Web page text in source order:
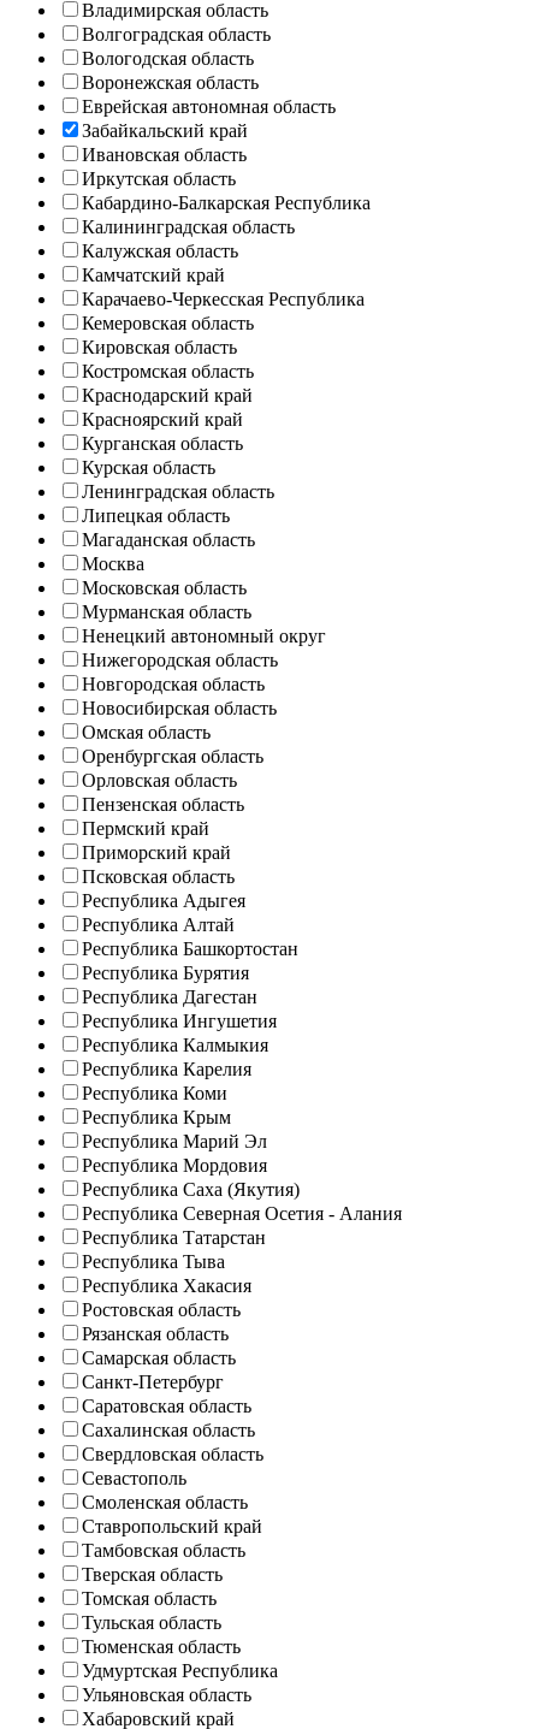
Владимирская область
Волгоградская область
Вологодская область
Воронежская область
Еврейская автономная область
Забайкальский край
Ивановская область
Иркутская область
Кабардино-Балкарская Республика
Калининградская область
Калужская область
Камчатский край
Карачаево-Черкесская Республика
Кемеровская область
Кировская область
Костромская область
Краснодарский край
Красноярский край
Курганская область
Курская область
Ленинградская область
Липецкая область
Магаданская область
Москва
Московская область
Мурманская область
Ненецкий автономный округ
Нижегородская область
Новгородская область
Новосибирская область
Омская область
Оренбургская область
Орловская область
Пензенская область
Пермский край
Приморский край
Псковская область
Республика Адыгея
Республика Алтай
Республика Башкортостан
Республика Бурятия
Республика Дагестан
Республика Ингушетия
Республика Калмыкия
Республика Карелия
Республика Коми
Республика Крым
Республика Марий Эл
Республика Мордовия
Республика Саха (Якутия)
Республика Северная Осетия - Алания
Республика Татарстан
Республика Тыва
Республика Хакасия
Ростовская область
Рязанская область
Самарская область
Санкт-Петербург
Саратовская область
Сахалинская область
Свердловская область
Севастополь
Смоленская область
Ставропольский край
Тамбовская область
Тверская область
Томская область
Тульская область
Тюменская область
Удмуртская Республика
Ульяновская область
Хабаровский край